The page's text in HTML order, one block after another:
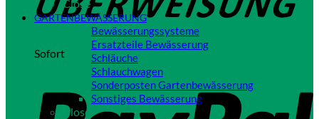
Sofort
Close
GARTENBEWÄSSERUNG
Bewässerungssysteme
Ersatzteile Bewässerung
Schläuche
Schlauchwagen
Sonderposten Gartenbewässerung
Sonstiges Bewässerung
Close